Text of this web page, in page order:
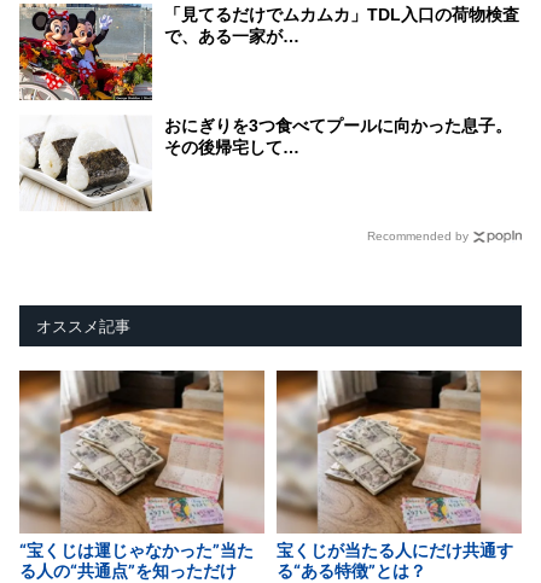
「見てるだけでムカムカ」TDL入口の荷物検査
で、ある一家が…
おにぎりを3つ食べてプールに向かった息子。
その後帰宅して…
Recommended by
オススメ記事
“宝くじは運じゃなかった”当た
る人の“共通点”を知っただけ
宝くじが当たる人にだけ共通す
る“ある特徴”とは？